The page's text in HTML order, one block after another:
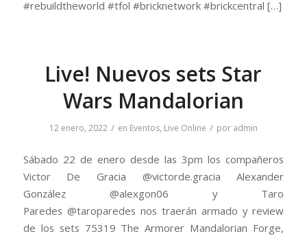
#rebuildtheworld #tfol #bricknetwork #brickcentral […]
Live! Nuevos sets Star
Wars Mandalorian
12 enero, 2022 / en Eventos, Live Online / por admin
Sábado 22 de enero desde las 3pm los compañeros
Victor De Gracia @victorde.gracia Alexander
González @alexgon06 y Taro
Paredes @taroparedes nos traerán armado y review
de los sets 75319 The Armorer Mandalorian Forge,